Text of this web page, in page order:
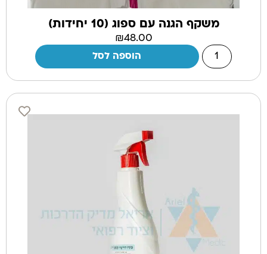
משקף הגנה עם ספוג (10 יחידות)
₪48.00
הוספה לסל